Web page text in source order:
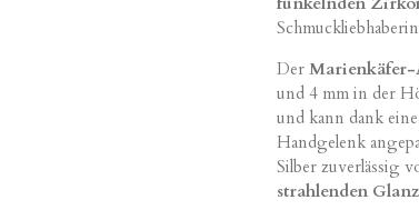
Der
und 4 mm in der
und kann dank
Handgelenk
Silber zuverlässig
strahlenden Glanz